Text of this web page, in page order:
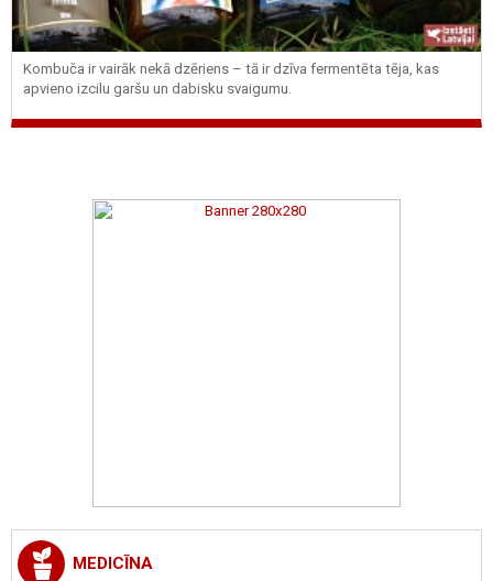
Kombuča ir vairāk nekā dzēriens – tā ir dzīva fermentēta tēja, kas
apvieno izcilu garšu un dabisku svaigumu.
MEDICĪNA